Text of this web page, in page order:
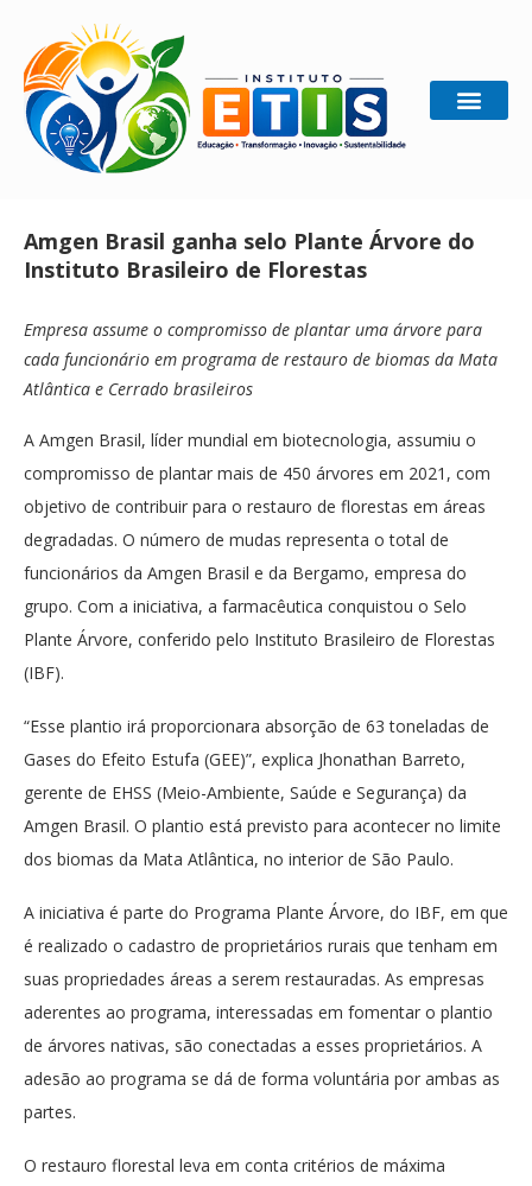
Home Ecologia
Amgen Brasil ganha selo Plante Árvore do
Instituto Brasileiro de Florestas
Empresa assume o compromisso de plantar uma árvore para
cada funcionário em programa de restauro de biomas da Mata
Atlântica e Cerrado brasileiros
A Amgen Brasil, líder mundial em biotecnologia, assumiu o
compromisso de plantar mais de 450 árvores em 2021, com
objetivo de contribuir para o restauro de florestas em áreas
degradadas. O número de mudas representa o total de
funcionários da Amgen Brasil e da Bergamo, empresa do
grupo. Com a iniciativa, a farmacêutica conquistou o Selo
Plante Árvore, conferido pelo Instituto Brasileiro de Florestas
(IBF).
“Esse plantio irá proporcionara absorção de 63 toneladas de
Gases do Efeito Estufa (GEE)”, explica Jhonathan Barreto,
gerente de EHSS (Meio-Ambiente, Saúde e Segurança) da
Amgen Brasil. O plantio está previsto para acontecer no limite
dos biomas da Mata Atlântica, no interior de São Paulo.
A iniciativa é parte do Programa Plante Árvore, do IBF, em que
é realizado o cadastro de proprietários rurais que tenham em
suas propriedades áreas a serem restauradas. As empresas
aderentes ao programa, interessadas em fomentar o plantio
de árvores nativas, são conectadas a esses proprietários. A
adesão ao programa se dá de forma voluntária por ambas as
partes.
O restauro florestal leva em conta critérios de máxima